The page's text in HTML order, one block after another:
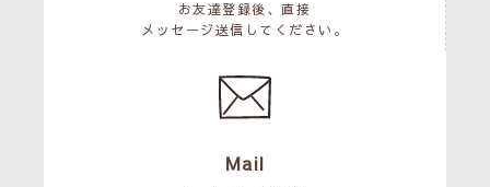
お友達登録後、直接
メッセージ送信してください。
Mail